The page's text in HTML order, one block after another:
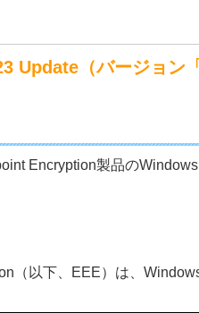
Update（バージョン
Encryption製品の
（以下、EEE）は、